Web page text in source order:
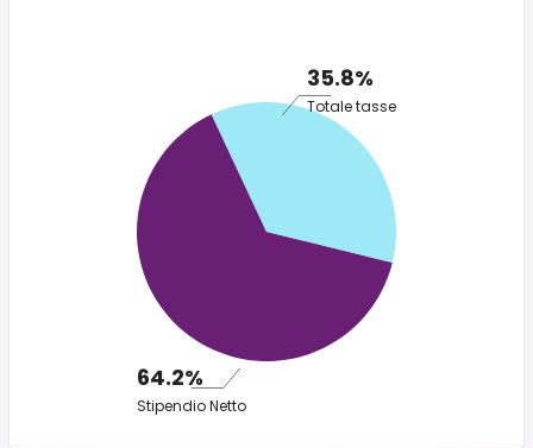
35.8%
Totale tasse
64.2%
Stipendio Netto